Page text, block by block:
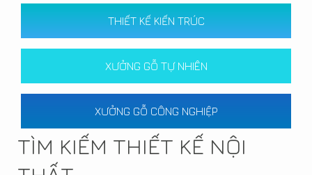
THIẾT KẾ KIẾN TRÚC
XƯỞNG GỖ TỰ NHIÊN
XƯỞNG GỖ CÔNG NGHIỆP
TÌM KIẾM THIẾT KẾ NỘI